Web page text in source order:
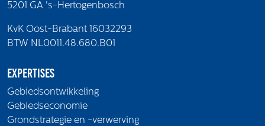
5201 GA 's-Hertogenbosch
KvK Oost-Brabant 16032293
BTW NL0011.48.680.B01
Expertises
Gebiedsontwikkeling
Gebiedseconomie
Grondstrategie en -verwerving